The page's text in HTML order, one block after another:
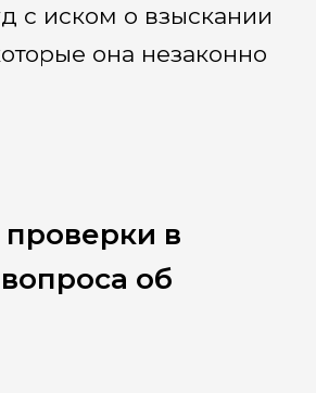
с иском о взыскании
она незаконно
в
об